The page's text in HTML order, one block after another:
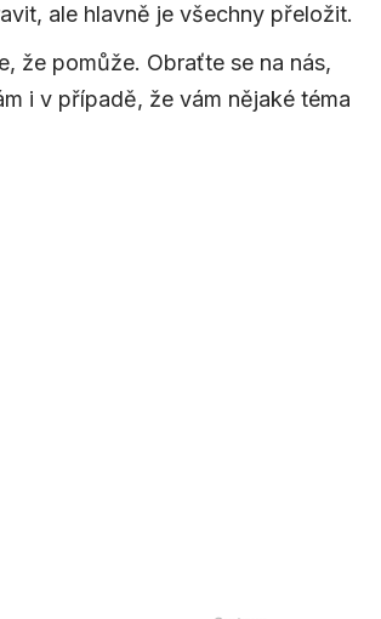
ale hlavně je všechny přeložit.
že pomůže. Obraťte se na nás,
i v případě, že vám nějaké téma